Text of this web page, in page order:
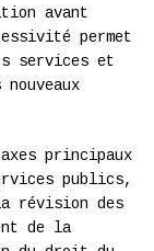
avant
permet
services et
principaux
publics,
révision des
de la